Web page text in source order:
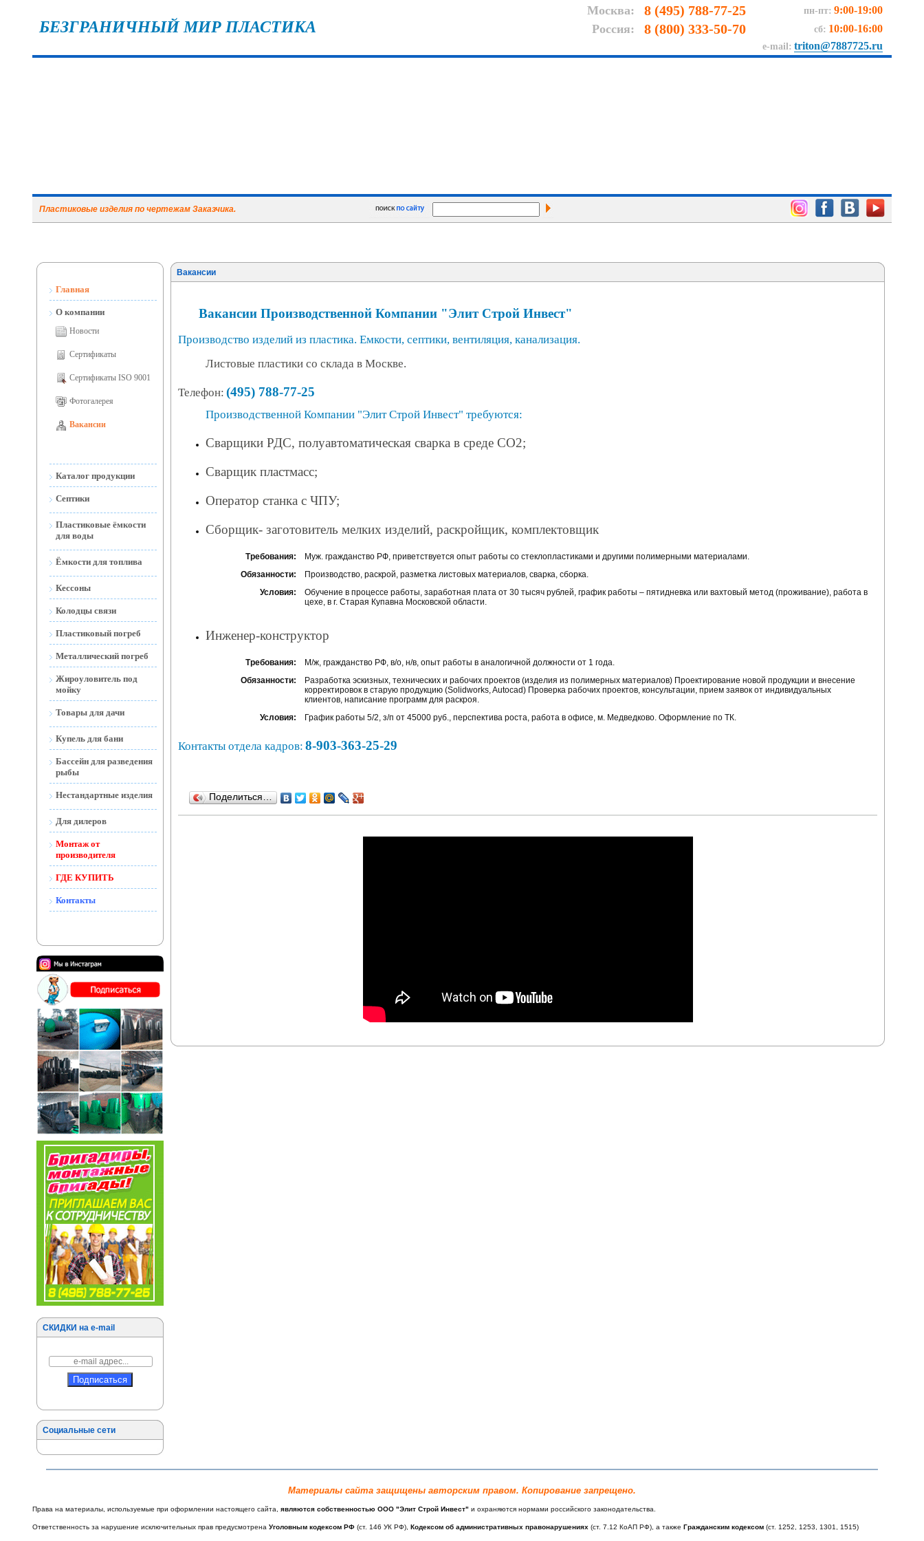
БЕЗГРАНИЧНЫЙ МИР ПЛАСТИКА
Москва: 8 (495) 788-77-25 пн-пт: 9:00-19:00
Россия: 8 (800) 333-50-70 сб: 10:00-16:00
e-mail: triton@7887725.ru
Пластиковые изделия по чертежам Заказчика.
Главная
О компании
Новости
Сертификаты
Сертификаты ISO 9001
Фотогалерея
Вакансии
Каталог продукции
Септики
СЕПТИК ТАНК
Септик МИКРОБ
Септик ТАНК
УНИВЕРСАЛ
СептикБИОТАНК
Станция очистки
ЕВРОТАНК
СептикиРУСЛОС
Септик МЕГАТАНК
Септик Тритон-ЭД
Септик ЕВРОБИОН
Септик Тритон-Н
Септик Тритон-Т
Пластиковые ёмкости
для воды
наземные
Ёмкости для воды
открытые
Ёмкости подземные
(Тритон-Н)
Ёмкости для топлива
наземные и подземные
Мобильные АЗС
Кессоны
Колодцы связи
Пластиковый погреб
Металлический погреб
Жироуловитель под
мойку
Товары для дачи
насосы
из пластика
Бак для душа
Носилки строительные
Купель для бани
Бассейн для разведения
рыбы
Нестандартные изделия
вентиляцию из пластика
Комплекты изделий
Пожарные резервуары
Для дилеров
Монтаж от
производителя
ГДЕ КУПИТЬ
Контакты
СКИДКИ на e-mail
Социальные сети
Вакансии
Вакансии Производственной Компании "Элит Строй Инвест"
Производство изделий из пластика. Емкости, септики, вентиляция, канализация.
Листовые пластики со склада в Москве.
Телефон: (495) 788-77-25
Производственной Компании "Элит Строй Инвест" требуются:
Сварщики РДС, полуавтоматическая сварка в среде СО2;
Сварщик пластмасс;
Оператор станка с ЧПУ;
Сборщик- заготовитель мелких изделий, раскройщик, комплектовщик
Требования:
Муж. гражданство РФ, приветствуется опыт работы со стеклопластиками и другими полимерными материалами.
Обязанности:
Производство, раскрой, разметка листовых материалов, сварка, сборка.
Условия:
Обучение в процессе работы, заработная плата от 30 тысяч рублей, график работы – пятидневка или вахтовый метод (проживание), работа в
цехе, в г. Старая Купавна Московской области.
Инженер-конструктор
Требования:
М/ж, гражданство РФ, в/о, н/в, опыт работы в аналогичной должности от 1 года.
Обязанности:
Разработка эскизных, технических и рабочих проектов (изделия из полимерных материалов) Проектирование новой продукции и внесение
корректировок в старую продукцию (Solidworks, Autocad) Проверка рабочих проектов, консультации, прием заявок от индивидуальных
клиентов, написание программ для раскроя.
Условия:
График работы 5/2, з/п от 45000 руб., перспектива роста, работа в офисе, м. Медведково. Оформление по ТК.
Контакты отдела кадров: 8-903-363-25-29
Поделиться…
Материалы сайта защищены авторским правом. Копирование запрещено.
Права на материалы, используемые при оформлении настоящего сайта, являются собственностью ООО "Элит Строй Инвест" и охраняются нормами российского законодательства.
Ответственность за нарушение исключительных прав предусмотрена Уголовным кодексом РФ (ст. 146 УК РФ), Кодексом об административных правонарушениях (ст. 7.12 КоАП РФ), а также Гражданским кодексом (ст. 1252, 1253, 1301, 1515)